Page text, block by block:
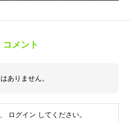
コメント
ありません。
ログイン してください。